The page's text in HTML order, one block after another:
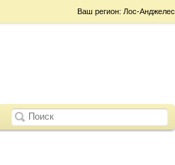
Ваш регион: Лос-Анджелес